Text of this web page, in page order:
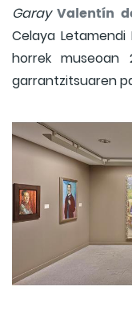
Garay Valentín
Celaya
horrek museoan
garrantzitsuaren